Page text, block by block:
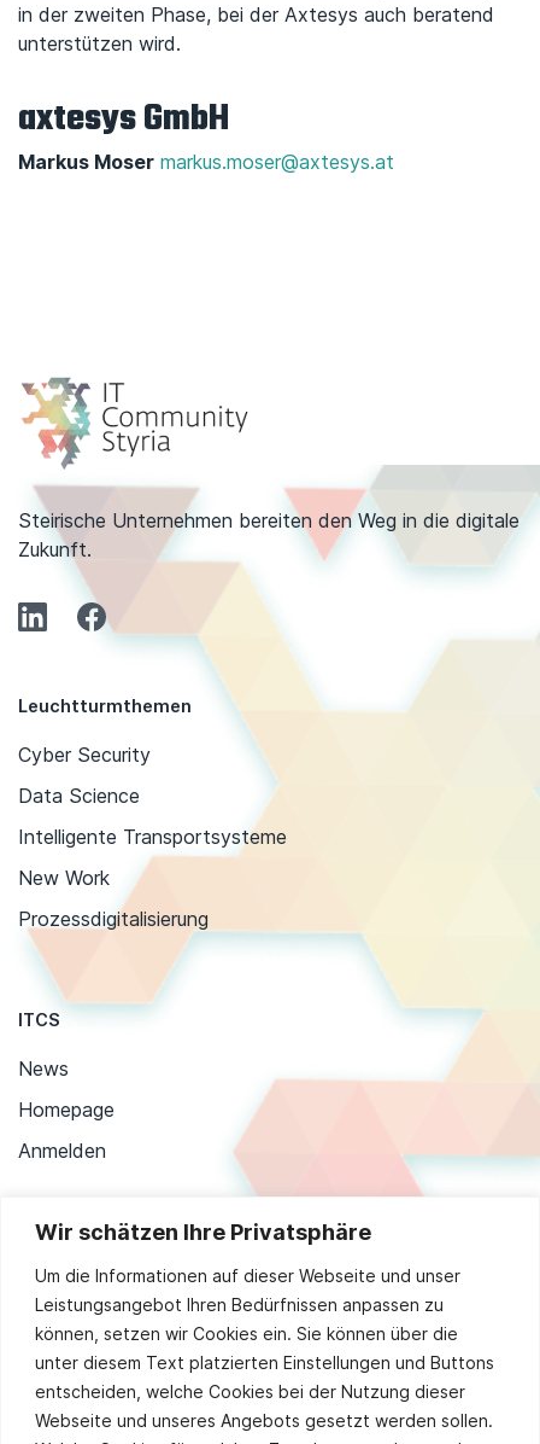
Wir schätzen Ihre Privatsphäre
Um die Informationen auf dieser Webseite und unser
Leistungsangebot Ihren Bedürfnissen anpassen zu
können, setzen wir Cookies ein. Sie können über die
unter diesem Text platzierten Einstellungen und Buttons
entscheiden, welche Cookies bei der Nutzung dieser
Webseite und unseres Angebots gesetzt werden sollen.
in der zweiten Phase, bei der Axtesys auch beratend
unterstützen wird.
axtesys GmbH
Markus Moser markus.moser@axtesys.at
Steirische Unternehmen bereiten den Weg in die digitale
Zukunft.
Leuchtturmthemen
Cyber Security
Data Science
Intelligente Transportsysteme
New Work
Prozessdigitalisierung
ITCS
News
Homepage
Anmelden
Sie stimmen unserer Datenschutzpolitik
zu.
Alternative: